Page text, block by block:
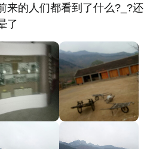
来的人们都看到了什么?_?还
了